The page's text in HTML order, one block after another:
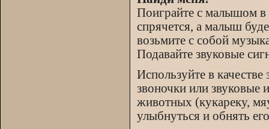
Поиграйте с малышом в
спрячется, а малыш
возьмите с собой
Подавайте звуковые
Используйте в
звоночки или звуковые
животных (кукареку,
улыбнуться и обнять